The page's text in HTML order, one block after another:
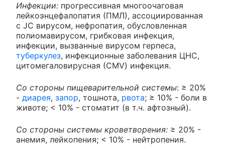
Инфекции: прогрессивная многоочаговая
лейкоэнцефалопатия (ПМЛ), ассоциированная
с JC вирусом, нефропатия, обусловленная
полиомавирусом, грибковая инфекция,
инфекции, вызванные вирусом герпеса,
туберкулез, инфекционные заболевания ЦНС,
цитомегаловирусная (СMV) инфекция.
Со стороны пищеварительной системы: ≥ 20%
- диарея, запор, тошнота, рвота; ≥ 10% - боли в
животе; < 10% - стоматит (в т.ч. афтозный).
Со стороны системы кроветворения: ≥ 20% -
анемия, лейкопения; < 10% - нейтропения.